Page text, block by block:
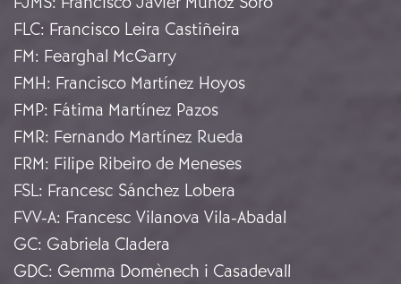
FLC: Francisco Leira Castiñeira
FM: Fearghal McGarry
FMH: Francisco Martínez Hoyos
FMP: Fátima Martínez Pazos
FMR: Fernando Martínez Rueda
FRM: Filipe Ribeiro de Meneses
FSL: Francesc Sánchez Lobera
FVV-A: Francesc Vilanova Vila-Abadal
GC: Gabriela Cladera
GDC: Gemma Domènech i Casadevall